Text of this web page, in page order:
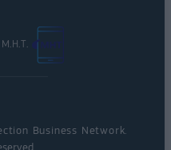
Business Network